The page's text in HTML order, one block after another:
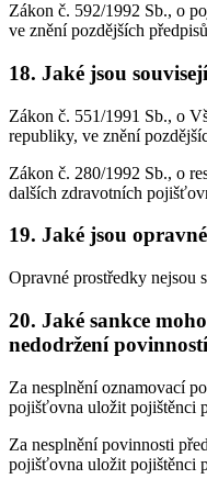
Zákon č. 592/1992 Sb., o
ve znění pozdějších předpisů
18. Jaké jsou
Zákon č. 551/1991 Sb., o
republiky, ve znění
Zákon č. 280/1992 Sb., o
dalších zdravotních
19. Jaké jsou
Opravné prostředky nejsou
20. Jaké sankce
nedodržení povinností
Za nesplnění oznamovací
pojišťovna uložit pojištěnci
Za nesplnění povinnosti
pojišťovna uložit pojištěnci